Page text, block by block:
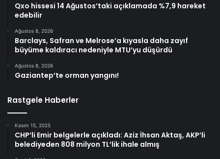
Qxo hissesi 14 Ağustos’taki açıklamada %7,9 hareket
edebilir
Ağustos 8, 2026
Barclays, Safran ve Melrose’a kıyasla daha zayıf
büyüme kaldıracı nedeniyle MTU’yu düşürdü
Ağustos 8, 2026
Gaziantep’te orman yangını!
Rastgele Haberler
Kasım 15, 2025
CHP’li Emir belgelerle açıkladı: Aziz İhsan Aktaş, AKP’li
belediyeden 808 milyon TL’lik ihale almış